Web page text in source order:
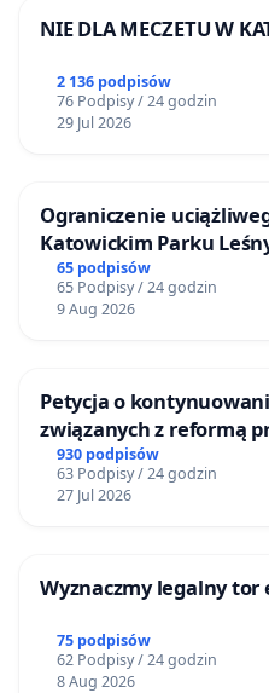
NIE DLA MECZETU W
2 136 podpisów
76 Podpisy / 24 godzin
29 Jul 2026
Ograniczenie
Katowickim Parku
Stawów i na Lotnisku
65 podpisów
65 Podpisy / 24 godzin
9 Aug 2026
Petycja o
związanych z reformą
930 podpisów
63 Podpisy / 24 godzin
27 Jul 2026
Wyznaczmy legalny tor
75 podpisów
62 Podpisy / 24 godzin
8 Aug 2026